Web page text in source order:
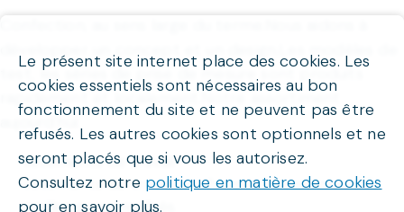
développer un concept et un design.Les modèles de
test, les séries de prise de mesure sont produits
rapidement et localement.Notre assortiment
aujourd'hui:
vêtements de travail
vêtements de travail conformes aux normes CE
mailles personnalisés
Le présent site internet place des cookies. Les
cookies essentiels sont nécessaires au bon
fonctionnement du site et ne peuvent pas être
refusés. Les autres cookies sont optionnels et ne
seront placés que si vous les autorisez.
Consultez notre politique en matière de cookies
pour en savoir plus.